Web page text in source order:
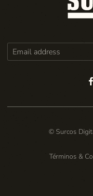
© Surcos
Términos &